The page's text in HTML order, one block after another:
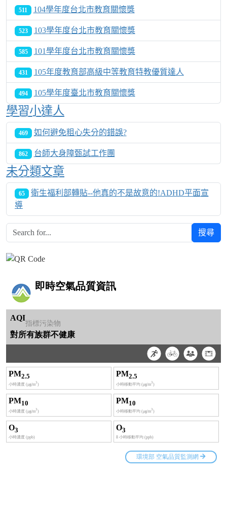
511 104學年度台北市教育關懷獎
523 103學年度台北市教育關懷獎
585 101學年度台北市教育關懷獎
431 105年度教育部高級中等教育特教優質達人
494 105學年度臺北市教育關懷獎
學習小達人
469 如何避免粗心失分的錯誤?
862 台師大身障甄試工作團
未分類文章
65
衛生福利部轉貼--他真的不是故意的!ADHD平面宣
導
搜尋
Over View